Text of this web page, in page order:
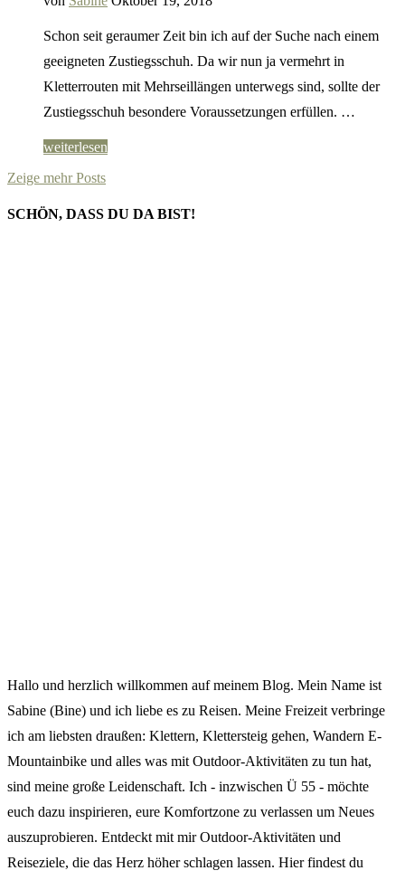
Schon seit geraumer Zeit bin ich auf der Suche nach einem
geeigneten Zustiegsschuh. Da wir nun ja vermehrt in
Kletterrouten mit Mehrseillängen unterwegs sind, sollte der
Zustiegsschuh besondere Voraussetzungen erfüllen. …
weiterlesen
Zeige mehr Posts
SCHÖN, DASS DU DA BIST!
Hallo und herzlich willkommen auf meinem Blog. Mein Name ist
Sabine (Bine) und ich liebe es zu Reisen. Meine Freizeit verbringe
ich am liebsten draußen: Klettern, Klettersteig gehen, Wandern E-
Mountainbike und alles was mit Outdoor-Aktivitäten zu tun hat,
sind meine große Leidenschaft. Ich - inzwischen Ü 55 - möchte
euch dazu inspirieren, eure Komfortzone zu verlassen um Neues
auszuprobieren. Entdeckt mit mir Outdoor-Aktivitäten und
Reiseziele, die das Herz höher schlagen lassen. Hier findest du